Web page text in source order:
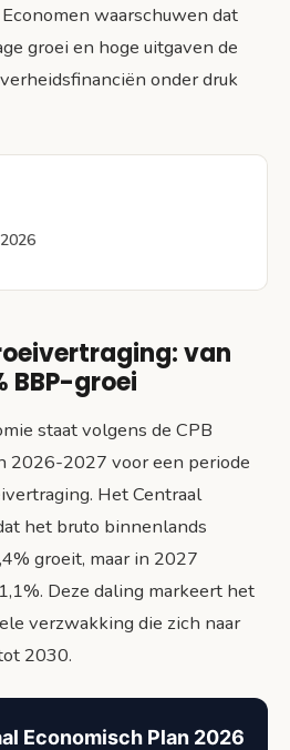
waarschuwen dat
groei en hoge uitgaven de
onder druk
van
BBP-groei
staat volgens de CPB
2026-2027 voor een periode
Het Centraal
het bruto binnenlands
groeit, maar in 2027
Deze daling markeert het
verzwakking die zich naar
2030.
Economisch Plan 2026